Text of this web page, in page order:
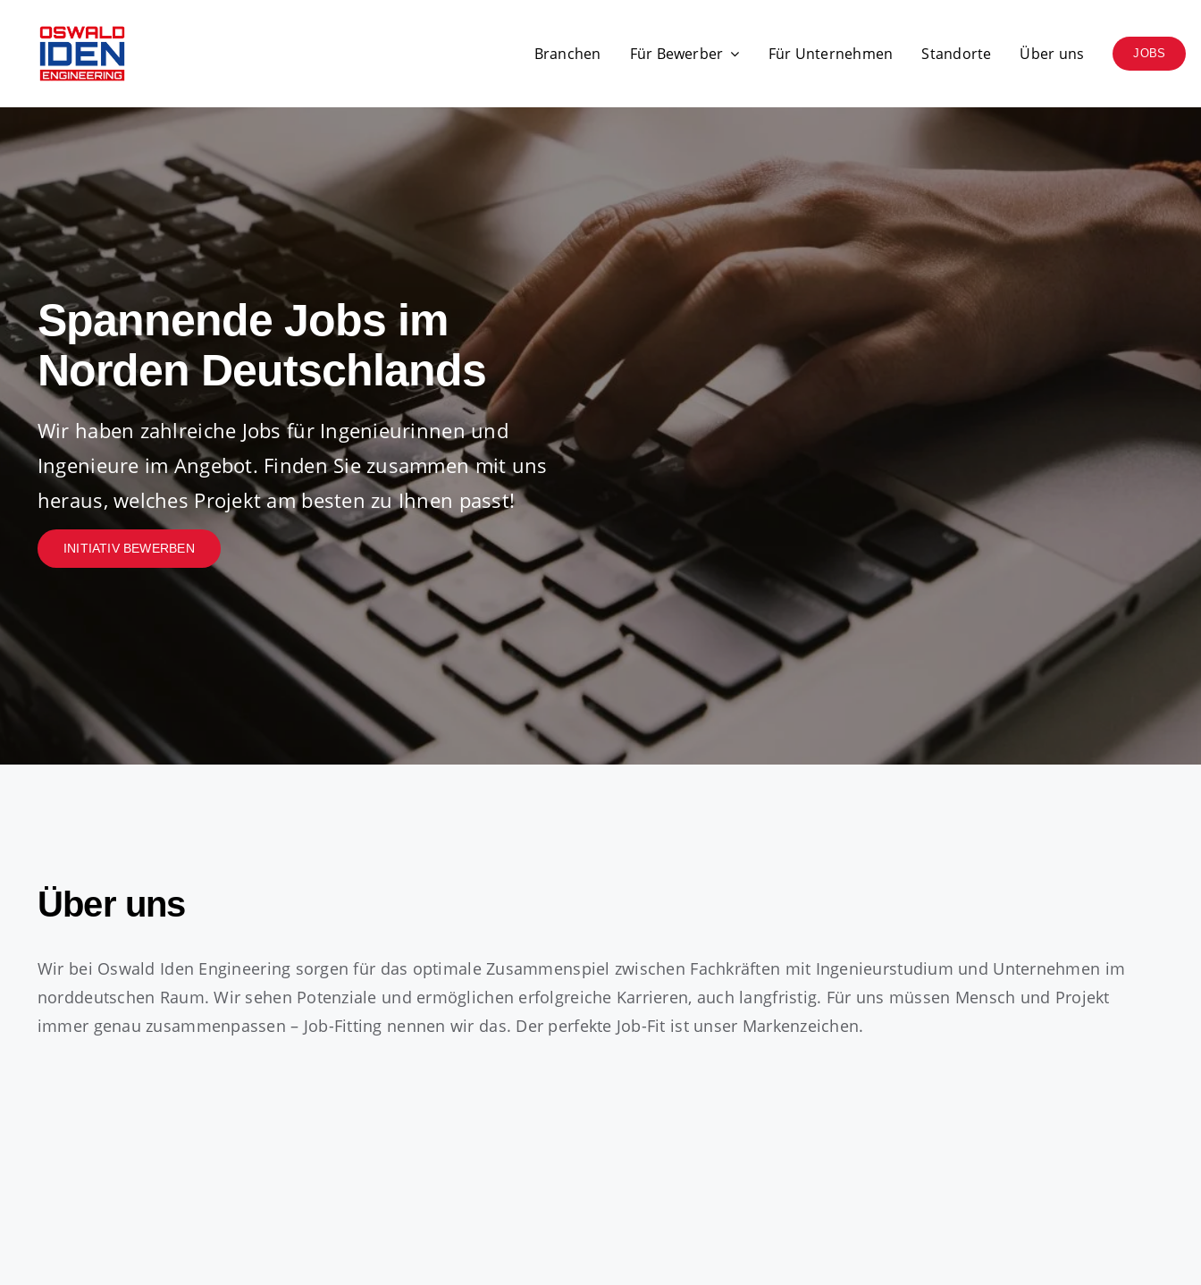
Inhalt
springen
Branchen Für Bewerber Für Unternehmen Standorte Über uns JOBS
Spannende Jobs im
Norden Deutschlands
Wir haben zahlreiche Jobs für Ingenieurinnen und
Ingenieure im Angebot. Finden Sie zusammen mit uns
heraus, welches Projekt am besten zu Ihnen passt!
INITIATIV BEWERBEN
Über uns
Wir bei Oswald Iden Engineering sorgen für das optimale Zusammenspiel zwischen Fachkräften mit Ingenieurstudium und Unternehmen im
norddeutschen Raum. Wir sehen Potenziale und ermöglichen erfolgreiche Karrieren, auch langfristig. Für uns müssen Mensch und Projekt
immer genau zusammenpassen – Job-Fitting nennen wir das. Der perfekte Job-Fit ist unser Markenzeichen.